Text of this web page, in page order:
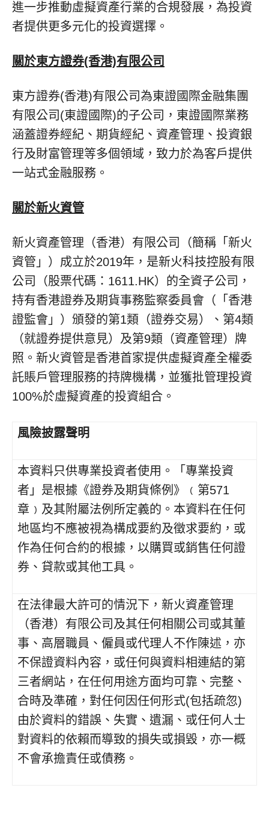
進一步推動虛擬資產行業的合規發展，為投資
者提供更多元化的投資選擇。
關於東方證券(香港)有限公司
東方證券(香港)有限公司為東證國際金融集團
有限公司(東證國際)的子公司，東證國際業務
涵蓋證券經紀、期貨經紀、資產管理、投資銀
行及財富管理等多個領域，致力於為客戶提供
一站式金融服務。
關於新火資管
新火資產管理（香港）有限公司（簡稱「新火
資管」）成立於2019年，是新火科技控股有限
公司（股票代碼：1611.HK）的全資子公司，
持有香港證券及期貨事務監察委員會（「香港
證監會」）頒發的第1類（證券交易）、第4類
（就證券提供意見）及第9類（資產管理）牌
照。新火資管是香港首家提供虛擬資產全權委
託賬戶管理服務的持牌機構，並獲批管理投資
100%於虛擬資產的投資組合。
風險披露聲明
本資料只供專業投資者使用。「專業投資
者」是根據《證券及期貨條例》﹙第571
章﹚及其附屬法例所定義的。本資料在任何
地區均不應被視為構成要約及徵求要約，或
作為任何合約的根據，以購買或銷售任何證
券、貸款或其他工具。
在法律最大許可的情況下，新火資產管理
（香港）有限公司及其任何相關公司或其董
事、高層職員、僱員或代理人不作陳述，亦
不保證資料內容，或任何與資料相連結的第
三者網站，在任何用途方面均可靠、完整、
合時及準確，對任何因任何形式(包括疏忽)
由於資料的錯誤、失實、遺漏、或任何人士
對資料的依賴而導致的損失或損毀，亦一概
不會承擔責任或債務。